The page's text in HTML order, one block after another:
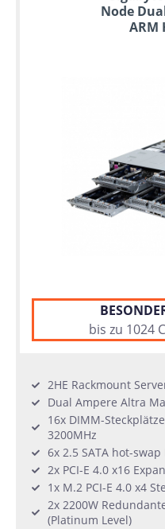
Node
ARM
bis zu 1024
2HE Rackmount
Dual Ampere Altra
16x DIMM-
3200MHz
6x 2.5 SATA hot-
2x PCI-E 4.0 x16
1x M.2 PCI-E 4.0 x4
2x 2200W
(Platinum Level)